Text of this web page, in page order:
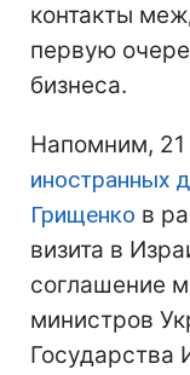
контакты
первую
бизнеса.
Напомним, 21
иностранных
Грищенко в
визита в
соглашение
министров
Государства